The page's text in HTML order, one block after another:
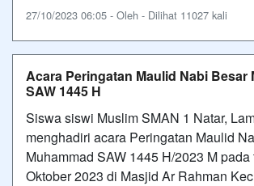
27/10/2023 06:05 - Oleh - Dilihat 11027 kali
Acara Peringatan Maulid Nabi Besar
SAW 1445 H
Siswa siswi Muslim SMAN 1 Natar,
menghadiri acara Peringatan Maulid
Muhammad SAW 1445 H/2023 M
Oktober 2023 di Masjid Ar Rahman